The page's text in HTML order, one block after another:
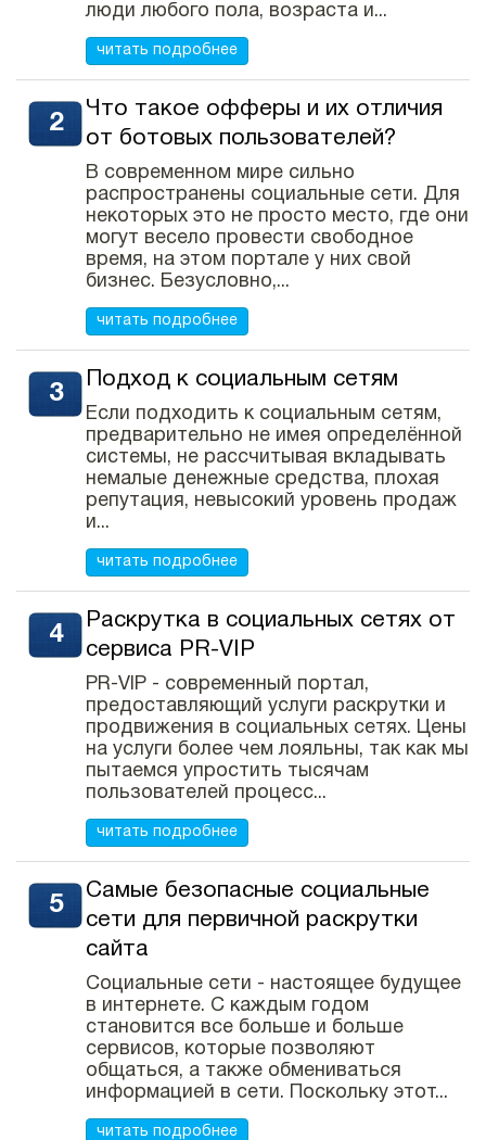
люди любого пола, возраста и...
читать подробнее
Что такое офферы и их отличия
от ботовых пользователей?
В современном мире сильно
распространены социальные сети. Для
некоторых это не просто место, где они
могут весело провести свободное
время, на этом портале у них свой
бизнес. Безусловно,...
читать подробнее
Подход к социальным сетям
Если подходить к социальным сетям,
предварительно не имея определённой
системы, не рассчитывая вкладывать
немалые денежные средства, плохая
репутация, невысокий уровень продаж
и...
читать подробнее
Раскрутка в социальных сетях от
сервиса PR-VIP
PR-VIP - современный портал,
предоставляющий услуги раскрутки и
продвижения в социальных сетях. Цены
на услуги более чем лояльны, так как мы
пытаемся упростить тысячам
пользователей процесс...
читать подробнее
Самые безопасные социальные
сети для первичной раскрутки
сайта
Социальные сети - настоящее будущее
в интернете. С каждым годом
становится все больше и больше
сервисов, которые позволяют
общаться, а также обмениваться
информацией в сети. Поскольку этот...
читать подробнее